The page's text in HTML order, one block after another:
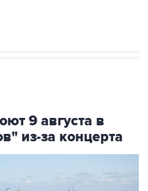
9 августа в
из-за концерта